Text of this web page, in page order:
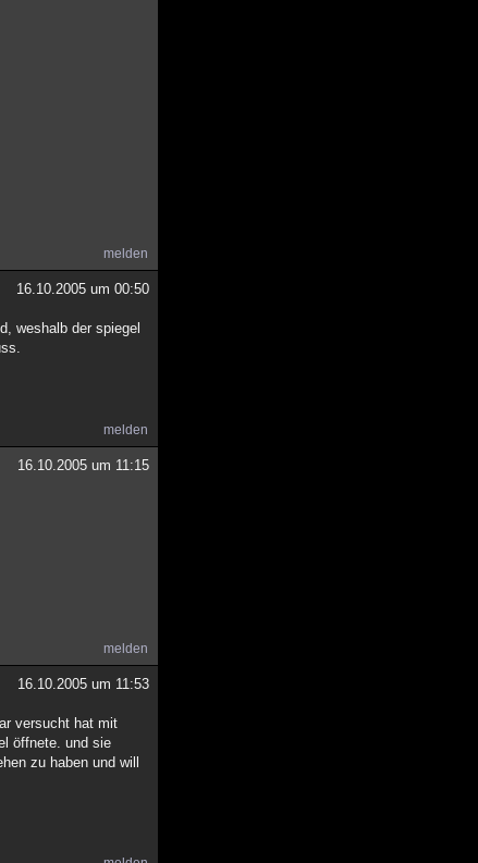
melden
16.10.2005 um 00:50
weshalb der spiegel
melden
16.10.2005 um 11:15
melden
16.10.2005 um 11:53
versucht hat mit
öffnete. und sie
zu haben und will